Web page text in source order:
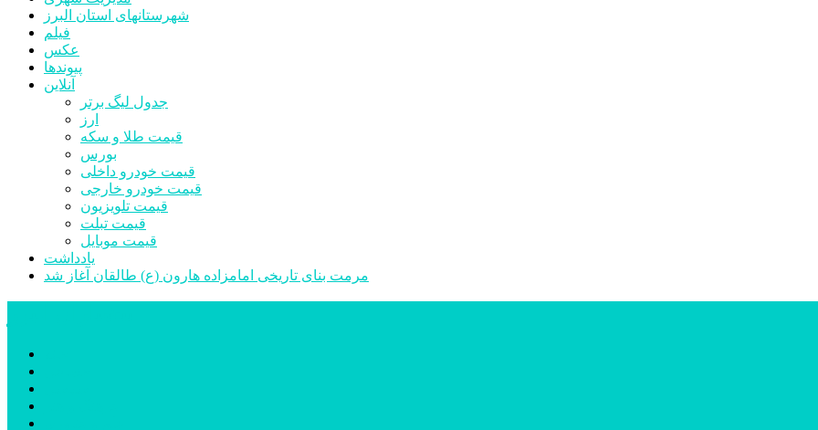
شهرستانهای استان البرز
فیلم
عکس
پیوندها
آنلاین
جدول لیگ برتر
ارز
قیمت طلا و سکه
بورس
قیمت خودرو داخلی
قیمت خودرو خارجی
قیمت تلویزیون
قیمت تبلت
قیمت موبایل
یادداشت
مرمت بنای تاریخی امامزاده هارون (ع) طالقان آغاز شد